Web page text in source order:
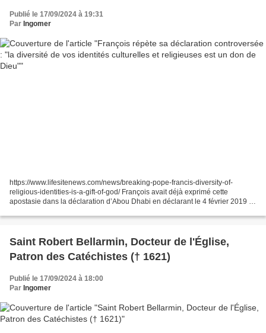
Publié le 17/09/2024 à 19:31
Par Ingomer
https://www.lifesitenews.com/news/breaking-pope-francis-diversity-of-
religious-identities-is-a-gift-of-god/ François avait déjà exprimé cette
apostasie dans la déclaration d’Abou Dhabi en déclarant le 4 février 2019 :
Saint Robert Bellarmin, Docteur de l'Église,
Patron des Catéchistes († 1621)
Publié le 17/09/2024 à 18:00
Par Ingomer